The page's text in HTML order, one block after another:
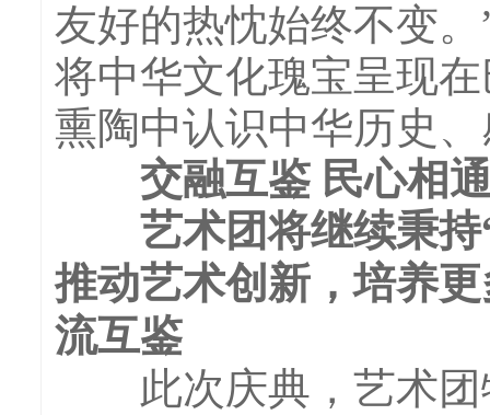
友好的热忱始终不变
将中华文化瑰宝呈现
熏陶中认识中华历史
交融互鉴 民心相
艺术团将继续秉持“
推动艺术创新，培养
流互鉴
此次庆典，艺术团